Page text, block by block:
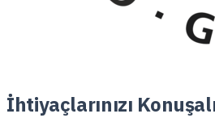
İhtiyaçlarınızı